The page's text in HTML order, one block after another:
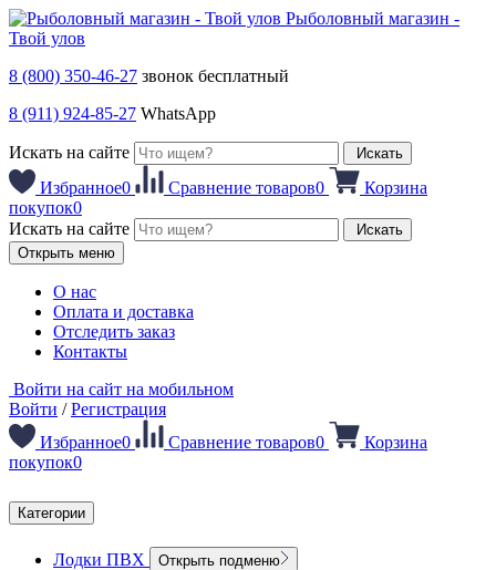
Рыболовный магазин -
Твой улов
8 (800) 350-46-27 звонок бесплатный
8 (911) 924-85-27 WhatsApp
Искать на сайте Искать
Избранное0 Сравнение товаров0
Корзина
покупок0
Искать на сайте
Искать
Открыть меню
О нас
Оплата и доставка
Отследить заказ
Контакты
Войти на сайт на мобильном
Войти /Регистрация
Избранное0 Сравнение товаров0
Корзина
покупок0
Категории
Лодки ПВХ Открыть подменю